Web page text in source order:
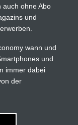
auch ohne Abo
und
wann und
und
immer dabei
der